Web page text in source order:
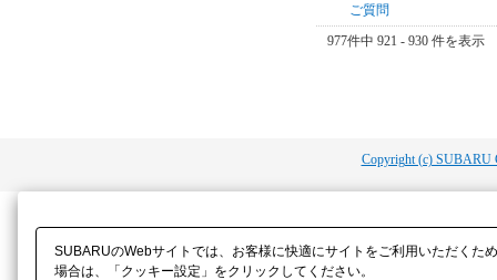
ご質問
977件中 921 - 930 件を表示
Copyright (c) SUBARU
SUBARUのWebサイトでは、お客様に快適にサイトをご利用いただく
場合は、「クッキー設定」をクリックしてください。​